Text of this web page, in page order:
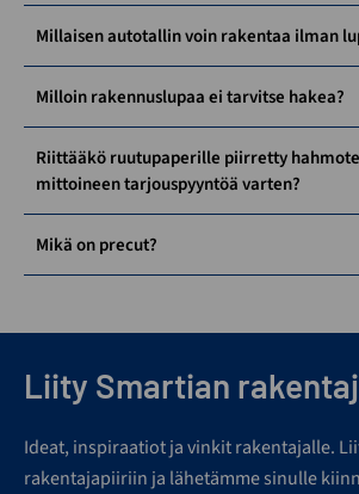
Millaisen autotallin voin rakentaa ilman
Milloin rakennuslupaa ei tarvitse hakea?
Riittääkö ruutupaperille piirretty
mittoineen tarjouspyyntöä varten?
Mikä on precut?
Liity Smartian
Ideat, inspiraatiot ja vinkit rakentajalle.
rakentajapiiriin ja lähetämme sinulle